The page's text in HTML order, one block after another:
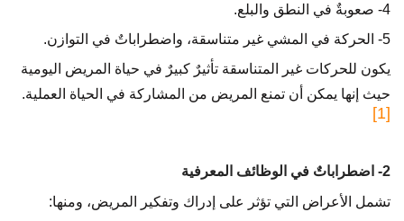
4- صعوبةٌ في النطق والبلع.
5- الحركة في المشي غير متناسقة، واضطراباتٌ في التوازن.
يكون للحركات غير المتناسقة تأثيرٌ كبيرٌ في حياة المريض اليومية
حيث إنها يمكن أن تمنع المريض من المشاركة في الحياة العملية.
[1]
2- اضطراباتٌ في الوظائف المعرفية
تشمل الأعراض التي تؤثر على إدراك وتفكير المريض، ومنها: